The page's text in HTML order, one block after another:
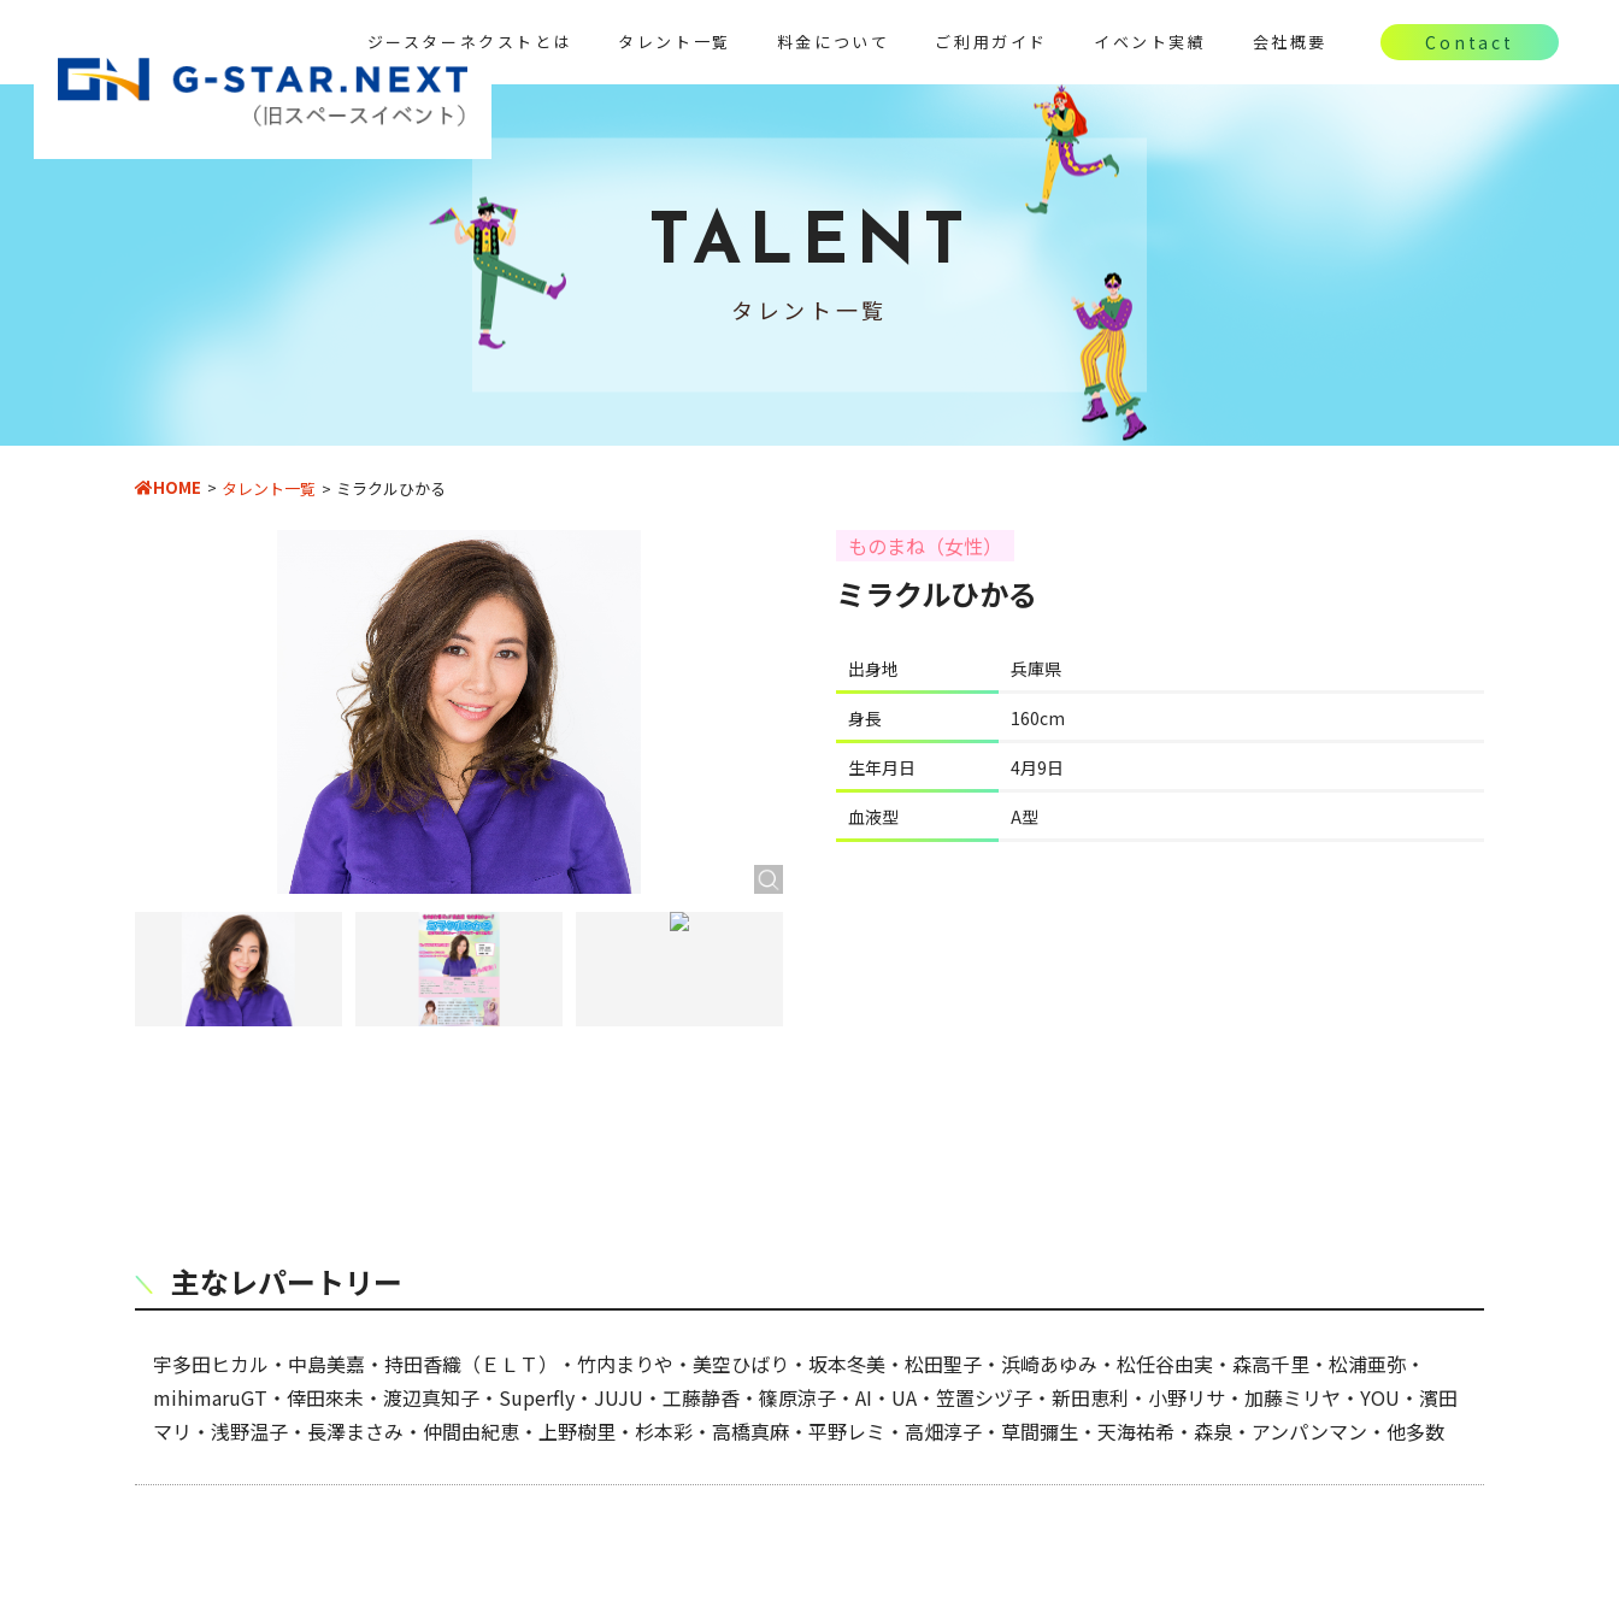
ジースターネクストとは タレント一覧 料金について ご利用ガイド イベント実績 会社概要 Contact
TALENT
タレント一覧
HOME タレント一覧 ミラクルひかる
ものまね（女性）
ミラクルひかる
出身地 兵庫県
身長 160cm
生年月日 4月9日
血液型 A型
主なレパートリー
宇多田ヒカル・中島美嘉・持田香織（ＥＬＴ）・竹内まりや・美空ひばり・坂本冬美・松田聖子・浜崎あゆみ・松任谷由実・森高千里・松浦亜弥・
mihimaruGT・倖田來未・渡辺真知子・Superfly・JUJU・工藤静香・篠原涼子・AI・UA・笠置シヅ子・新田恵利・小野リサ・加藤ミリヤ・YOU・濱田
マリ・浅野温子・長澤まさみ・仲間由紀恵・上野樹里・杉本彩・高橋真麻・平野レミ・高畑淳子・草間彌生・天海祐希・森泉・アンパンマン・他多数